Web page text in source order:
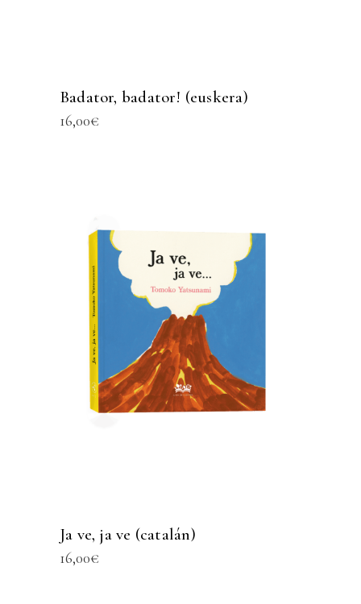
Badator, badator! (euskera)
16,00€
Ja ve, ja ve (catalán)
16,00€